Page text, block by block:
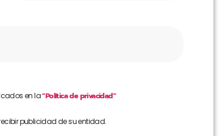
en la“Política de privacidad”
publicidad de su entidad.